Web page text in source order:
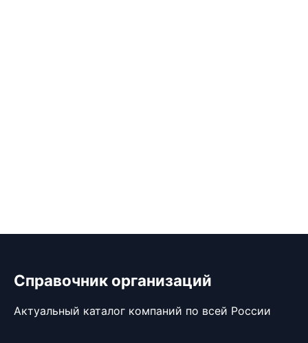
Справочник организаций
Актуальный каталог компаний по всей России